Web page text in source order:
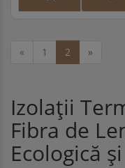
« 1 2 »
Izolații
Fibra de
Ecologică